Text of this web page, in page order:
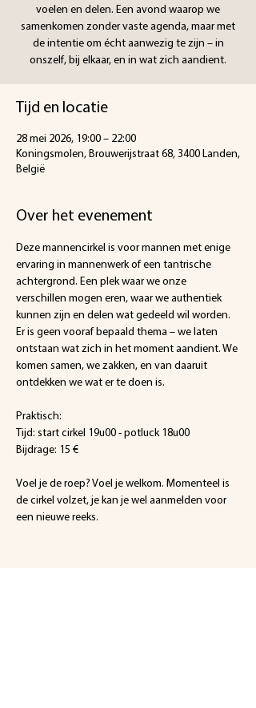
voelen en delen. Een avond waarop we
samenkomen zonder vaste agenda, maar met
de intentie om écht aanwezig te zijn – in
onszelf, bij elkaar, en in wat zich aandient.
Tijd en locatie
28 mei 2026, 19:00 – 22:00
Koningsmolen, Brouwerijstraat 68, 3400 Landen,
België
Over het evenement
Deze mannencirkel is voor mannen met enige
ervaring in mannenwerk of een tantrische
achtergrond. Een plek waar we onze
verschillen mogen eren, waar we authentiek
kunnen zijn en delen wat gedeeld wil worden.
Er is geen vooraf bepaald thema – we laten
ontstaan wat zich in het moment aandient. We
komen samen, we zakken, en van daaruit
ontdekken we wat er te doen is.
Praktisch:
Tijd: start cirkel 19u00 - potluck 18u00
Bijdrage: 15 €
Voel je de roep? Voel je welkom. Momenteel is
de cirkel volzet, je kan je wel aanmelden voor
een nieuwe reeks.